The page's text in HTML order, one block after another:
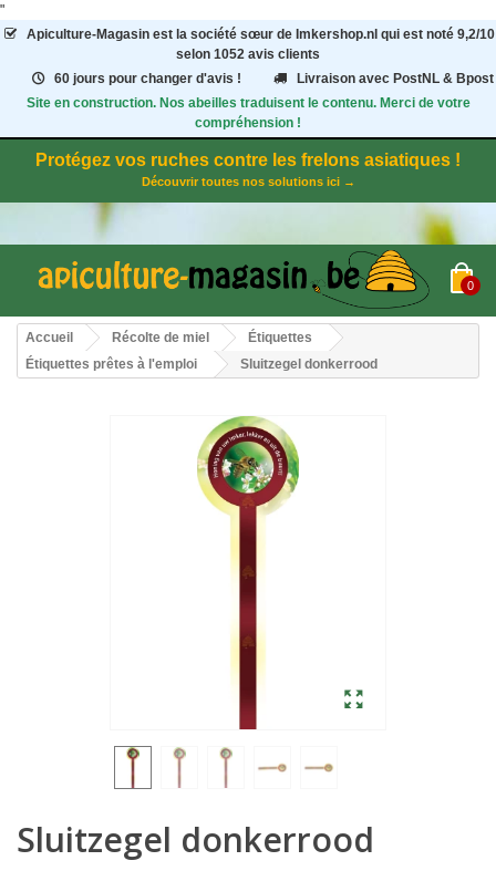
"
Apiculture-Magasinest la société sœur de Imkershop.nl qui est noté 9,2/10
selon 1052 avis clients
60 jours pour changer d'avis !
Livraison avec PostNL & Bpost
Site en construction. Nos abeilles traduisent le contenu. Merci de votre
compréhension !
Protégez vos ruches contre les frelons asiatiques !
Découvrir toutes nos solutions ici →
0
Accueil Récolte de miel
Étiquettes
Étiquettes prêtes à l'emploi
Sluitzegel donkerrood
Sluitzegel donkerrood